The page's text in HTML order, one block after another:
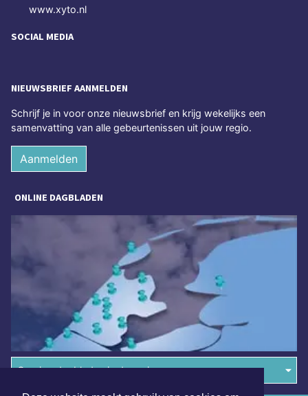
www.xyto.nl
SOCIAL MEDIA
NIEUWSBRIEF AANMELDEN
Schrijf je in voor onze nieuwsbrief en krijg wekelijks een
samenvatting van alle gebeurtenissen uit jouw regio.
Aanmelden
ONLINE DAGBLADEN
Overige dagbladen in de regio